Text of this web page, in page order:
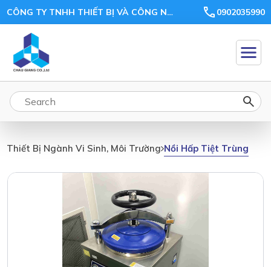
CÔNG TY TNHH THIẾT BỊ VÀ CÔNG NGHỆ CHÂU GIANG 0902035990
Thiết Bị Ngành Vi Sinh, Môi Trường Nồi Hấp Tiệt Trùng